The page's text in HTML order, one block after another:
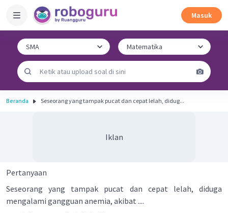
Masuk
Beranda Seseorang yang tampak pucat dan cepat lelah, didug...
Iklan
Pertanyaan
Seseorang yang tampak pucat dan cepat lelah, diduga
mengalami gangguan anemia, akibat ....